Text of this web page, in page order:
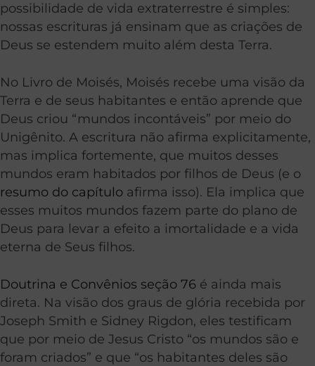
possibilidade de vida extraterrestre é simples:
nossas escrituras já ensinam que as criações de
Deus se estendem muito além desta Terra.
No Livro de Moisés, Moisés recebe uma visão da
Terra e de seus habitantes e então aprende que
Deus criou “mundos incontáveis” por meio do
Unigênito. A escritura não afirma explicitamente,
mas implica fortemente, que muitos desses
mundos eram habitados por filhos de Deus (e o
resumo do capítulo afirma isso). Ela implica que
esses muitos mundos fazem parte do plano de
Deus para levar a efeito a imortalidade e a vida
eterna de Seus filhos.
Doutrina e Convênios seção 76 é ainda mais
direta. Na visão dos graus de glória recebida por
Joseph Smith e Sidney Rigdon, eles testificam
que por meio de Jesus Cristo “os mundos são e
foram criados” e que “os habitantes deles são